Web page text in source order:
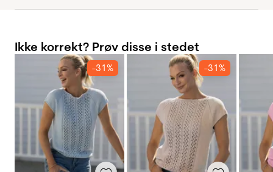
Ikke korrekt? Prøv disse i stedet
-31% -31%